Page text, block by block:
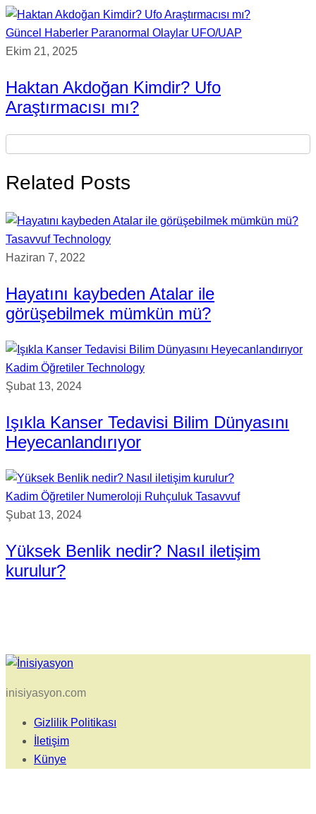
Güncel Haberler Paranormal Olaylar UFO/UAP
Ekim 21, 2025
Haktan Akdoğan Kimdir? Ufo
Araştırmacısı mı?
Related Posts
TasavvufTechnology
Haziran 7, 2022
Hayatını kaybeden Atalar ile
görüşebilmek mümkün mü?
Kadim Öğretiler Technology
Şubat 13, 2024
Işıkla Kanser Tedavisi Bilim Dünyasını
Heyecanlandırıyor
Kadim Öğretiler Numeroloji Ruhçuluk Tasavvuf
Şubat 13, 2024
Yüksek Benlik nedir? Nasıl iletişim
kurulur?
inisiyasyon.com
Gizlilik Politikası
İletişim
Künye